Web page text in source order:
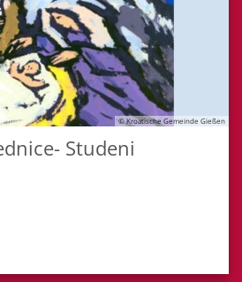
© Kroatische Gemeinde Gießen
Studeni